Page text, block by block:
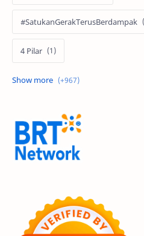
#SatukanGerakTerusBerdampak
4 Pilar
60 Tahun
Acer Edu Tech 2024
Adira Finance
Adventorial Aedes Aegypti